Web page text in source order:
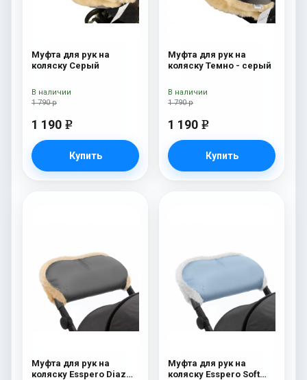
Муфта для рук на
коляску Серый
1 790 р
1 190 e
Купить
В наличии
Муфта для рук на
коляску Темно - серый
1 790 р
1 190 e
Купить
В наличии
Муфта для рук на
коляску Esspero Diaz
Муфта для рук на
коляску Esspero Soft